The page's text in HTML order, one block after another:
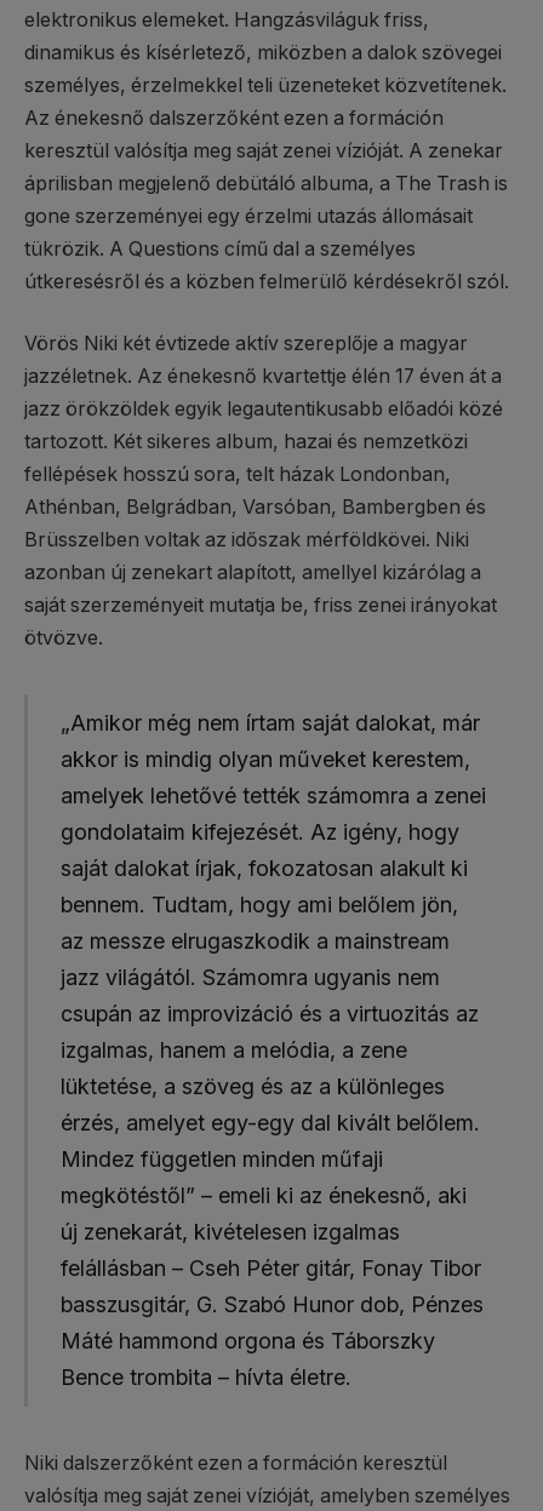
elektronikus elemeket. Hangzásviláguk friss,
dinamikus és kísérletező, miközben a dalok szövegei
személyes, érzelmekkel teli üzeneteket közvetítenek.
Az énekesnő dalszerzőként ezen a formáción
keresztül valósítja meg saját zenei vízióját. A zenekar
áprilisban megjelenő debütáló albuma, a The Trash is
gone szerzeményei egy érzelmi utazás állomásait
tükrözik. A Questions című dal a személyes
útkeresésről és a közben felmerülő kérdésekről szól.
Vörös Niki két évtizede aktív szereplője a magyar
jazzéletnek. Az énekesnő kvartettje élén 17 éven át a
jazz örökzöldek egyik legautentikusabb előadói közé
tartozott. Két sikeres album, hazai és nemzetközi
fellépések hosszú sora, telt házak Londonban,
Athénban, Belgrádban, Varsóban, Bambergben és
Brüsszelben voltak az időszak mérföldkövei. Niki
azonban új zenekart alapított, amellyel kizárólag a
saját szerzeményeit mutatja be, friss zenei irányokat
ötvözve.
„Amikor még nem írtam saját dalokat, már
akkor is mindig olyan műveket kerestem,
amelyek lehetővé tették számomra a zenei
gondolataim kifejezését. Az igény, hogy
saját dalokat írjak, fokozatosan alakult ki
bennem. Tudtam, hogy ami belőlem jön,
az messze elrugaszkodik a mainstream
jazz világától. Számomra ugyanis nem
csupán az improvizáció és a virtuozitás az
izgalmas, hanem a melódia, a zene
lüktetése, a szöveg és az a különleges
érzés, amelyet egy-egy dal kivált belőlem.
Mindez független minden műfaji
megkötéstől” – emeli ki az énekesnő, aki
új zenekarát, kivételesen izgalmas
felállásban – Cseh Péter gitár, Fonay Tibor
basszusgitár, G. Szabó Hunor dob, Pénzes
Máté hammond orgona és Táborszky
Bence trombita – hívta életre.
Niki dalszerzőként ezen a formáción keresztül
valósítja meg saját zenei vízióját, amelyben személyes